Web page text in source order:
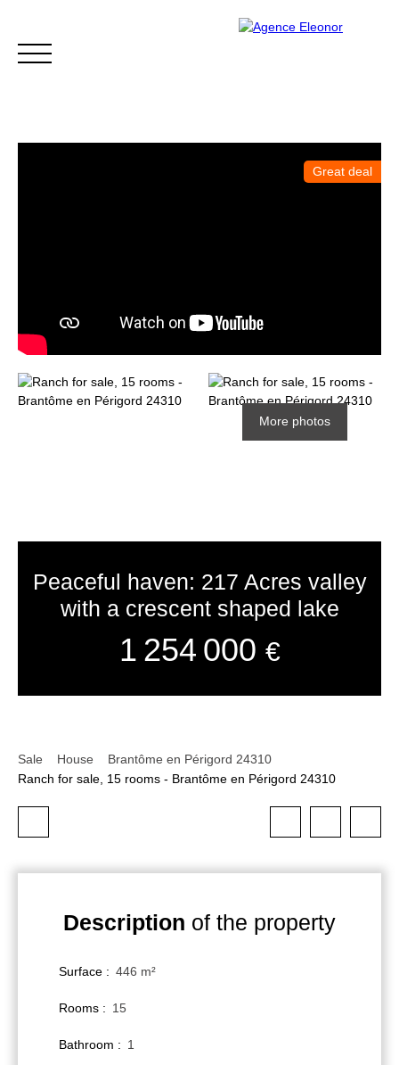
Be called back
Great deal
More photos
Peaceful haven: 217 Acres valley
with a crescent shaped lake
1 254 000 €
Sale House
Brantôme en Périgord 24310
Ranch for sale, 15 rooms - Brantôme en Périgord 24310
Description of the property
Surface : 446 m²
Rooms : 15
Bathroom : 1